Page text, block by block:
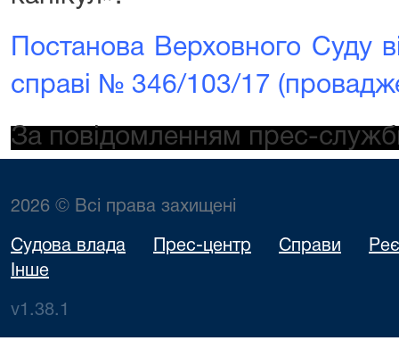
Постанова Верховного Суду
справі № 346/103/17
За повідомленням прес-
2026 © Всі права захищені
Судова влада Прес-центр Справи
Інше
v1.38.1